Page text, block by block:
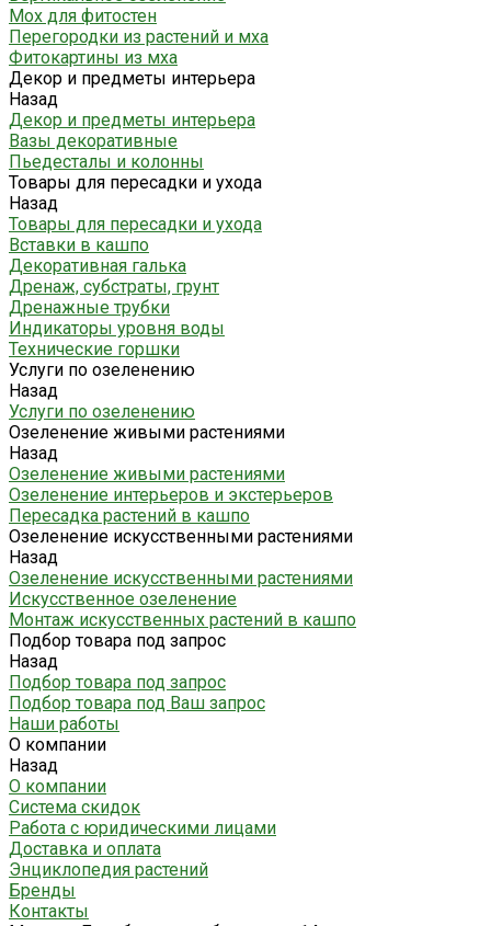
Мох для фитостен
Перегородки из растений и мха
Фитокартины из мха
Декор и предметы интерьера
Назад
Декор и предметы интерьера
Вазы декоративные
Пьедесталы и колонны
Товары для пересадки и ухода
Назад
Товары для пересадки и ухода
Вставки в кашпо
Декоративная галька
Дренаж, субстраты, грунт
Дренажные трубки
Индикаторы уровня воды
Технические горшки
Услуги по озеленению
Назад
Услуги по озеленению
Озеленение живыми растениями
Назад
Озеленение живыми растениями
Озеленение интерьеров и экстерьеров
Пересадка растений в кашпо
Озеленение искусственными растениями
Назад
Озеленение искусственными растениями
Искусственное озеленение
Монтаж искусственных растений в кашпо
Подбор товара под запрос
Назад
Подбор товара под запрос
Подбор товара под Ваш запрос
Наши работы
О компании
Назад
О компании
Система скидок
Работа с юридическими лицами
Доставка и оплата
Энциклопедия растений
Бренды
Контакты